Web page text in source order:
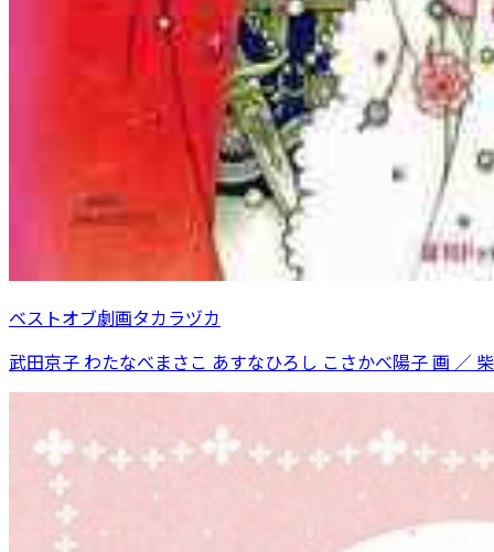
ベストオブ劇画タカラヅカ
武田京子 わたなべまさこ あすなひろし こさかべ陽子 画 ／